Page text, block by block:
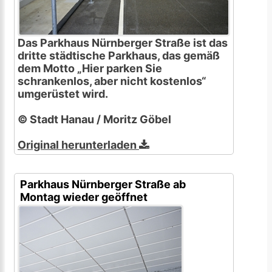
Das Parkhaus Nürnberger Straße ist das
dritte städtische Parkhaus, das gemäß
dem Motto „Hier parken Sie
schrankenlos, aber nicht kostenlos“
umgerüstet wird.
© Stadt Hanau / Moritz Göbel
Original herunterladen
Parkhaus Nürnberger Straße ab
Montag wieder geöffnet